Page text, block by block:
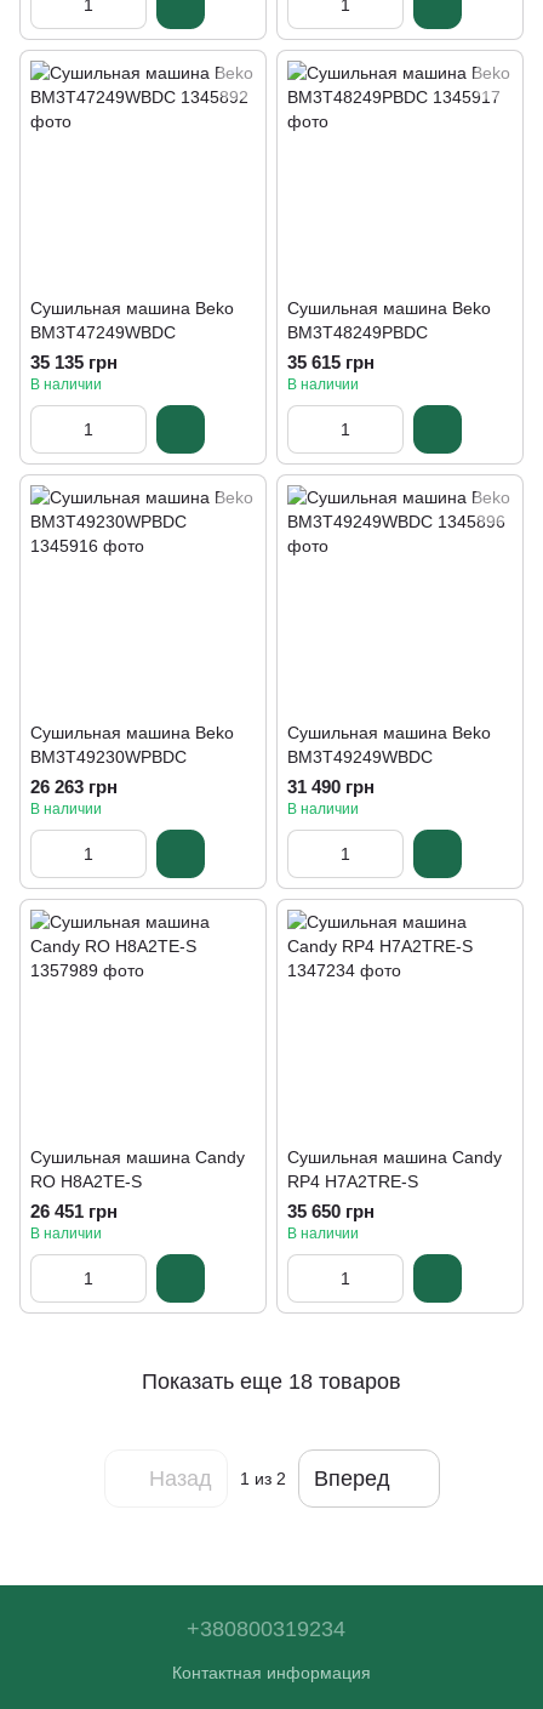
Сушильная машина Beko
BM3T47249WBDC
35 135 грн
В наличии
Сушильная машина Beko
BM3T48249PBDC
35 615 грн
В наличии
Сушильная машина Beko
BM3T49230WPBDC
26 263 грн
В наличии
Сушильная машина Beko
BM3T49249WBDC
31 490 грн
В наличии
Сушильная машина Candy
RO H8A2TE-S
26 451 грн
В наличии
Сушильная машина Candy
RP4 H7A2TRE-S
35 650 грн
В наличии
Показать еще 18 товаров
Назад 1 из 2 Вперед
+380800319234
Контактная информация